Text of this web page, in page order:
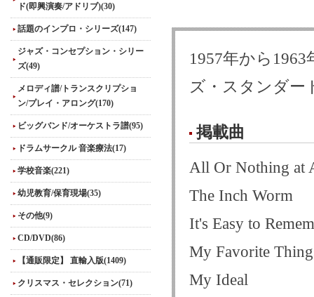
ド(即興演奏/アドリブ)(30)
話題のインプロ・シリーズ(147)
ジャズ・コンセプション・シリー
ズ(49)
メロディ譜/トランスクリプショ
ン/プレイ・アロング(170)
ビッグバンド/オーケストラ譜(95)
ドラムサークル 音楽療法(17)
学校音楽(221)
幼児教育/保育現場(35)
その他(9)
CD/DVD(86)
【通販限定】 直輸入版(1409)
クリスマス・セレクション(71)
1957年から
ズ・スタンダー
掲載曲
All Or Nothing at
The Inch Worm
It's Easy to
My Favorite
My Ideal